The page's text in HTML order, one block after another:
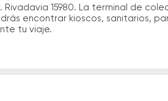
15980. La terminal de
encontrar kioscos, sanitarios,
tu viaje.